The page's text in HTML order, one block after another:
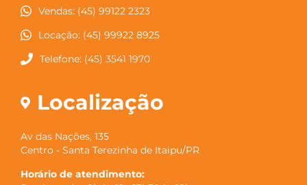
Vendas: (45) 99122 2323
Locação: (45) 99922 8925
Telefone: (45) 3541 1970
Localização
Av das Nações, 135
Centro - Santa Terezinha de Itaipu/PR
Horário de atendimento: